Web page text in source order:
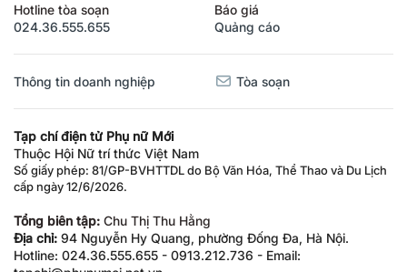
Hotline tòa soạn
024.36.555.655
Báo giá
Quảng cáo
Thông tin doanh nghiệp Tòa soạn
Tạp chí điện tử Phụ nữ Mới
Thuộc Hội Nữ trí thức Việt Nam
Số giấy phép: 81/GP-BVHTTDL do Bộ Văn Hóa, Thể Thao và Du Lịch
cấp ngày 12/6/2026.
Tổng biên tập: Chu Thị Thu Hằng
Địa chỉ: 94 Nguyễn Hy Quang, phường Đống Đa, Hà Nội.
Hotline: 024.36.555.655 - 0913.212.736 - Email: